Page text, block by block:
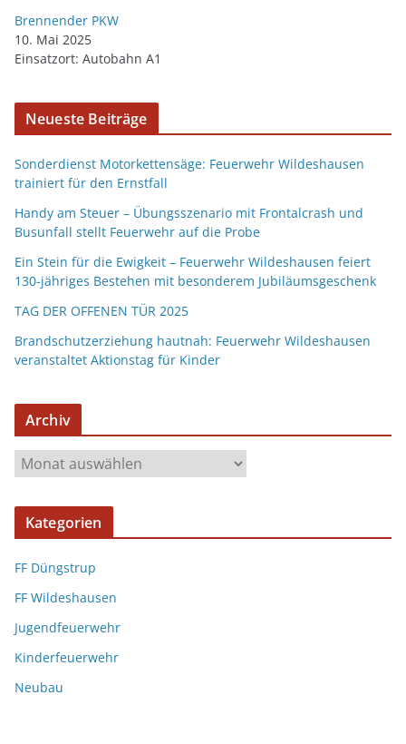
Brennender PKW
10. Mai 2025
Einsatzort: Autobahn A1
Neueste Beiträge
Sonderdienst Motorkettensäge: Feuerwehr Wildeshausen
trainiert für den Ernstfall
Handy am Steuer – Übungsszenario mit Frontalcrash und
Busunfall stellt Feuerwehr auf die Probe
Ein Stein für die Ewigkeit – Feuerwehr Wildeshausen feiert
130-jähriges Bestehen mit besonderem Jubiläumsgeschenk
TAG DER OFFENEN TÜR 2025
Brandschutzerziehung hautnah: Feuerwehr Wildeshausen
veranstaltet Aktionstag für Kinder
Archiv
Kategorien
FF Düngstrup
FF Wildeshausen
Jugendfeuerwehr
Kinderfeuerwehr
Neubau